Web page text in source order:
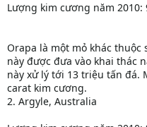
Lượng kim cương năm 2010:
Orapa là một mỏ khác thuộc
này được đưa vào khai thác
này xử lý tới 13 triệu tấn đá.
carat kim cương.
2. Argyle, Australia